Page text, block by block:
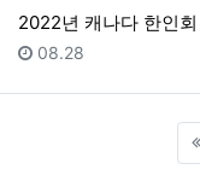
등록일
08.28